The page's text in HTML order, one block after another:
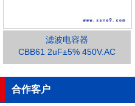
滤波电容器
CBB61 2uF±5% 450V.AC
合作客户